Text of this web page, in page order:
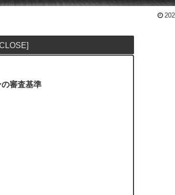
審査基準